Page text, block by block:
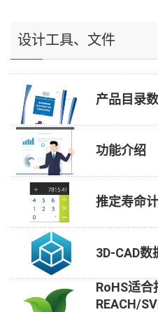
设计工具、文件
产品目录
功能介绍
推定寿命
3D-CAD数
RoHS适合
REACH/